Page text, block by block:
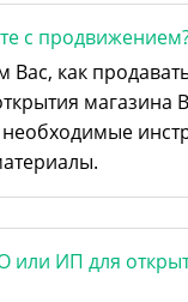
с
Вас, как
магазина
ИП для